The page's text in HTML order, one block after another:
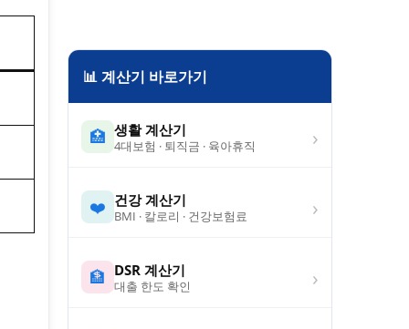
📊 계산기 바로가기
🏥 생활 계산기
4대보험 · 퇴직금 · 육아휴직 ›
❤️ 건강 계산기
BMI · 칼로리 · 건강보험료 ›
🏦 DSR 계산기
대출 한도 확인 ›